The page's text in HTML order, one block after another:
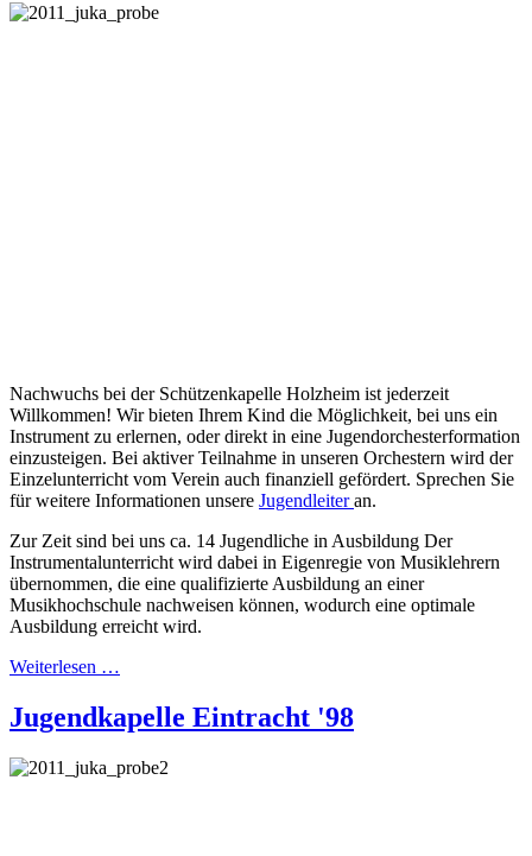
Nachwuchs bei der Schützenkapelle Holzheim ist jederzeit
Willkommen! Wir bieten Ihrem Kind die Möglichkeit, bei uns ein
Instrument zu erlernen, oder direkt in eine Jugendorchesterformation
einzusteigen. Bei aktiver Teilnahme in unseren Orchestern wird der
Einzelunterricht vom Verein auch finanziell gefördert. Sprechen Sie
für weitere Informationen unsere Jugendleiteran.
Zur Zeit sind bei uns ca. 14 Jugendliche in Ausbildung Der
Instrumentalunterricht wird dabei in Eigenregie von Musiklehrern
übernommen, die eine qualifizierte Ausbildung an einer
Musikhochschule nachweisen können, wodurch eine optimale
Ausbildung erreicht wird.
Weiterlesen …
Jugendkapelle Eintracht '98